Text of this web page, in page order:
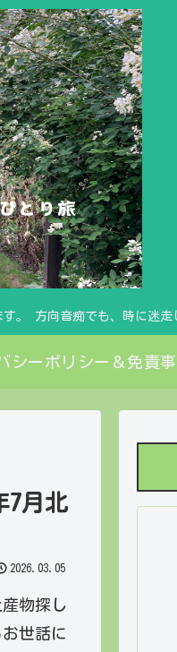
。 方向音痴でも、時に迷走
シーポリシー＆免責
7月北
2026.03.05
物探し
世話に